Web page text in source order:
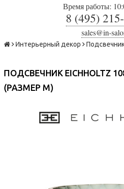
Время работы:
8 (495)
sales@in-
Интерьерный декор
ПОДСВЕЧНИК EICHHOLTZ
(РАЗМЕР M)